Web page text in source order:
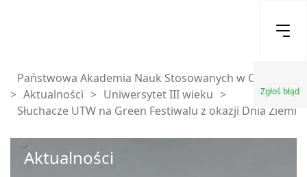
Zgłoś błąd
Państwowa Akademia Nauk Stosowanych w Chełmie
> Aktualności > Uniwersytet III wieku >
Słuchacze UTW na Green Festiwalu z okazji Dnia Ziemi
Aktualności